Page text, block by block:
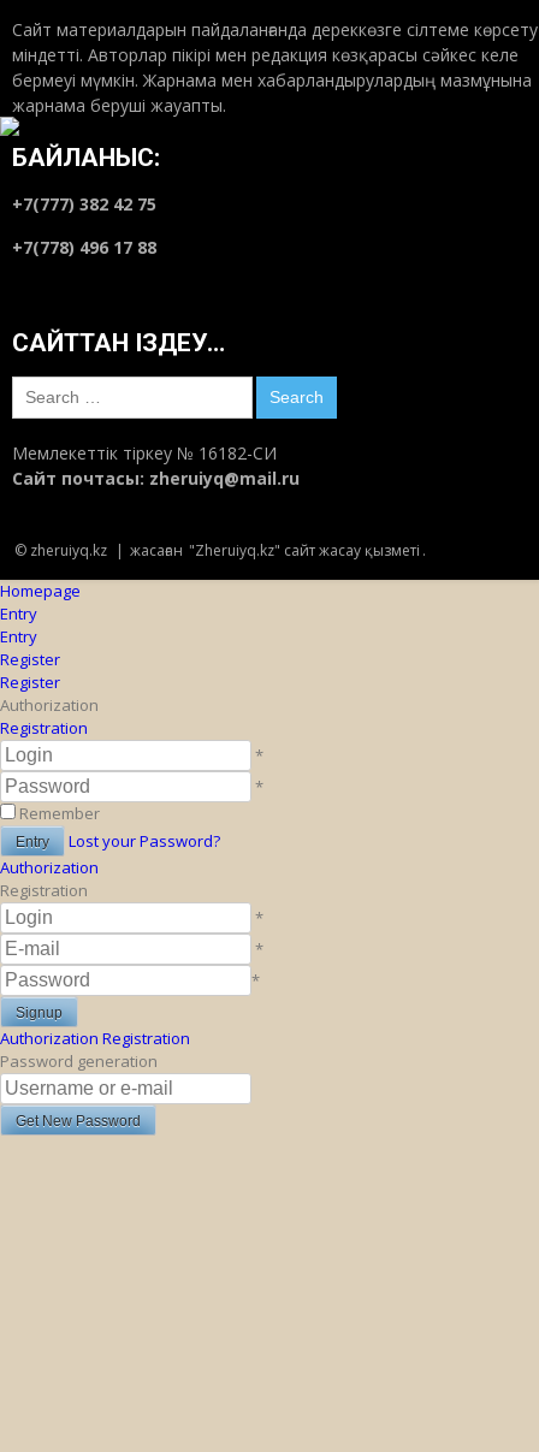
Сайт материалдарын пайдаланғанда дереккөзге сілтеме көрсету
міндетті. Авторлар пікірі мен редакция көзқарасы сәйкес келе
бермеуі мүмкін. Жарнама мен хабарландырулардың мазмұнына
жарнама беруші жауапты.
БАЙЛАНЫС:
+7(777) 382 42 75
+7(778) 496 17 88
САЙТТАН ІЗДЕУ…
Search
for:
Мемлекеттік тіркеу № 16182-СИ
Сайт почтасы: zheruiyq@mail.ru
© zheruiyq.kz | жасаған "Zheruiyq.kz" сайт жасау қызметі .
Homepage
Entry
Entry
Register
Register
Authorization
Registration
*
*
Remember
Lost your Password?
Authorization
Registration
*
*
*
Authorization Registration
Password generation